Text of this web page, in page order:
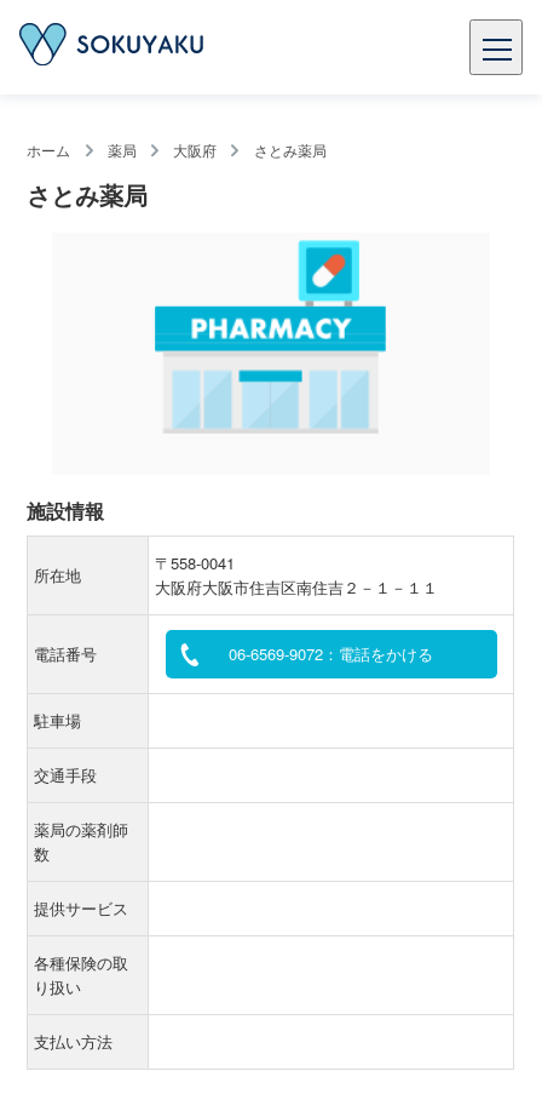
ホーム 薬局 大阪府 さとみ薬局
さとみ薬局
施設情報
所在地
〒558-0041
大阪府大阪市住吉区南住吉２－１－１１
電話番号 06-6569-9072：電話をかける
駐車場
交通手段
薬局の薬剤師
数
提供サービス
各種保険の取
り扱い
支払い方法